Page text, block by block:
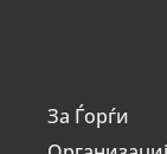
За Ѓорѓи